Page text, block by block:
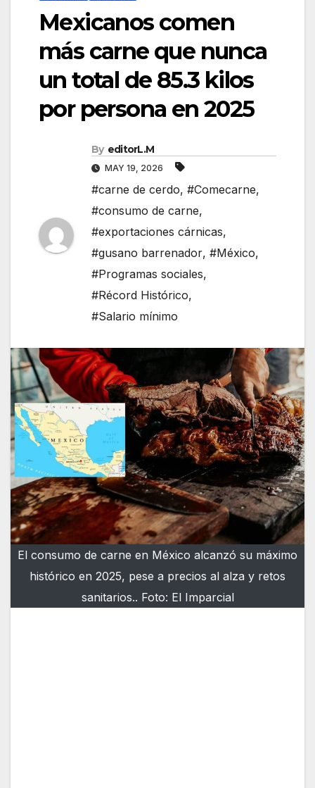
Mexicanos comen
más carne que nunca
un total de 85.3 kilos
por persona en 2025
By editorL.M
MAY 19, 2026
#carne de cerdo, #Comecarne,
#consumo de carne,
#exportaciones cárnicas,
#gusano barrenador, #México,
#Programas sociales,
#Récord Histórico,
#Salario mínimo
El consumo de carne en México alcanzó su máximo
histórico en 2025, pese a precios al alza y retos
sanitarios.. Foto: El Imparcial